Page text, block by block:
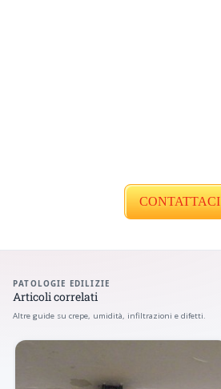
CONTATTACI
PATOLOGIE EDILIZIE
Articoli correlati
Altre guide su crepe, umidità, infiltrazioni e difetti.